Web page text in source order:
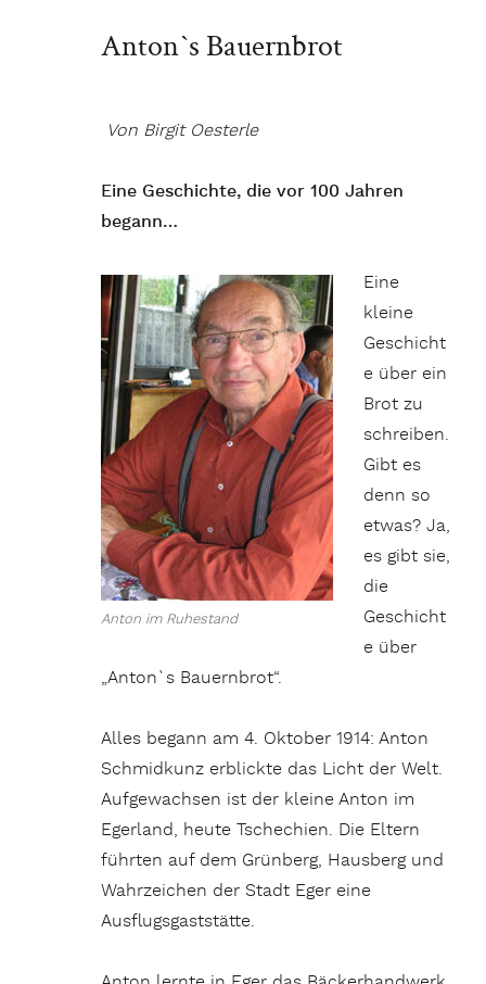
Anton`s Bauernbrot
Von Birgit Oesterle
Eine Geschichte, die vor 100 Jahren
begann…
Anton im Ruhestand
Eine
kleine
Geschicht
e über ein
Brot zu
schreiben.
Gibt es
denn so
etwas? Ja,
es gibt sie,
die
Geschicht
e über
„Anton`s Bauernbrot“.
Alles begann am 4. Oktober 1914: Anton
Schmidkunz erblickte das Licht der Welt.
Aufgewachsen ist der kleine Anton im
Egerland, heute Tschechien. Die Eltern
führten auf dem Grünberg, Hausberg und
Wahrzeichen der Stadt Eger eine
Ausflugsgaststätte.